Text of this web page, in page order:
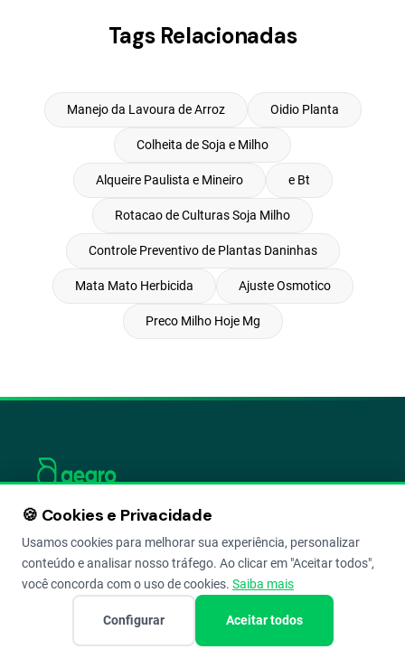
Tags Relacionadas
Manejo da Lavoura de Arroz Oidio Planta
Colheita de Soja e Milho
Alqueire Paulista e Mineiro e Bt
Rotacao de Culturas Soja Milho
Controle Preventivo de Plantas Daninhas
Mata Mato Herbicida Ajuste Osmotico
Preco Milho Hoje Mg
GESTÃO DE
FAZENDAS
BRASIL.
🍪 Cookies e Privacidade
Usamos cookies para melhorar sua experiência, personalizar
conteúdo e analisar nosso tráfego. Ao clicar em "Aceitar todos",
você concorda com o uso de cookies. Saiba mais
Configurar Aceitar todos